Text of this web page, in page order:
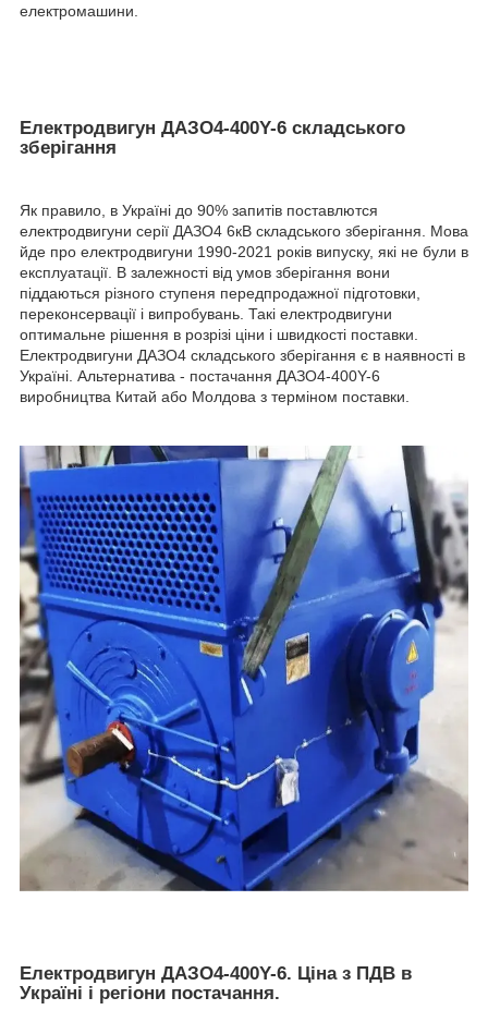
електромашини.
Електродвигун ДАЗО4-400Y-6 складського
зберігання
Як правило, в Україні до 90% запитів поставлются
електродвигуни серії ДАЗО4 6кВ складського зберігання. Мова
йде про електродвигуни 1990-2021 років випуску, які не були в
експлуатації. В залежності від умов зберігання вони
піддаються різного ступеня передпродажної підготовки,
переконсервації і випробувань. Такі електродвигуни
оптимальне рішення в розрізі ціни і швидкості поставки.
Електродвигуни ДАЗО4 складського зберігання є в наявності в
Україні. Альтернатива - постачання ДАЗО4-400Y-6
виробництва Китай або Молдова з терміном поставки.
Електродвигун ДАЗО4-400Y-6. Ціна з ПДВ в
Україні і регіони постачання.